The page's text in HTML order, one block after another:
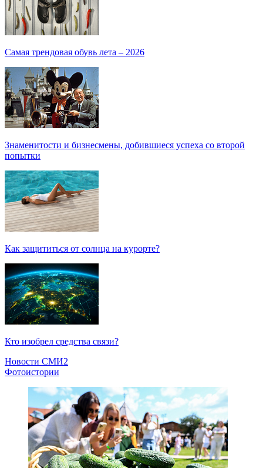
Самая трендовая обувь лета – 2026
Знаменитости и бизнесмены, добившиеся успеха со второй
попытки
Как защититься от солнца на курорте?
Кто изобрел средства связи?
Новости СМИ2
Фотоистории